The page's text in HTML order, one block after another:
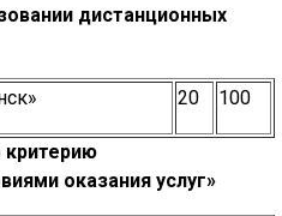
дистанционных
20 100
критерию
оказания услуг»